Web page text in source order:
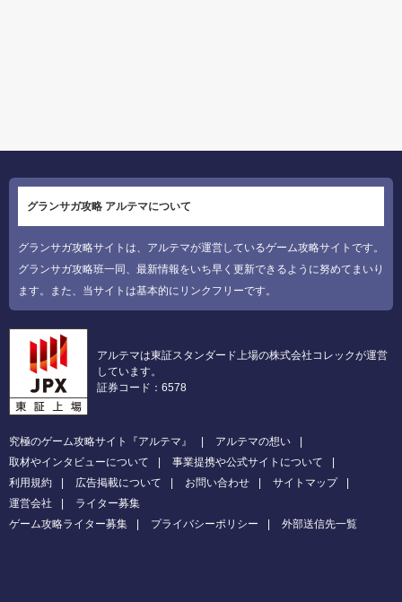
グランサガ攻略 アルテマについて
グランサガ攻略サイトは、アルテマが運営しているゲーム攻略サイトです。
グランサガ攻略班一同、最新情報をいち早く更新できるように努めてまいり
ます。また、当サイトは基本的にリンクフリーです。
アルテマは東証スタンダード上場の株式会社コレックが運営
しています。
証券コード：6578
究極のゲーム攻略サイト『アルテマ』
アルテマの想い
取材やインタビューについて
事業提携や公式サイトについて
利用規約
広告掲載について お問い合わせ
サイトマップ
運営会社
ライター募集
ゲーム攻略ライター募集
プライバシーポリシー 外部送信先一覧